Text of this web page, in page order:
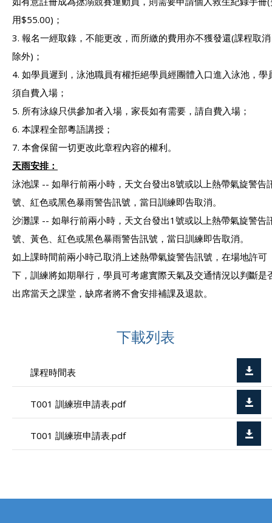
用$55.00)；
3. 報名一經取錄，不能更改，而所繳的費用亦不獲發還(課程取消
除外)；
4. 如學員遲到，泳池職員有權拒絕學員經團體入口進入泳池，學
須自費入場；
5. 所有泳線只供參加者入場，家長如有需要，請自費入場；
6. 本課程全部粵語講授；
7. 本會保留一切更改此章程內容的權利。
天雨安排：
泳池課 -- 如舉行前兩小時，天文台發出8號或以上熱帶氣旋警告
號、紅色或黑色暴雨警告訊號，當日訓練即告取消。
沙灘課 -- 如舉行前兩小時，天文台發出1號或以上熱帶氣旋警告
號、黃色、紅色或黑色暴雨警告訊號，當日訓練即告取消。
如上課時間前兩小時己取消上述熱帶氣旋警告訊號，在場地許可
下，訓練將如期舉行，學員可考慮實際天氣及交通情況以判斷是
出席當天之課堂，缺席者將不會安排補課及退款。
下載列表
課程時間表
T001 訓練班申請表.pdf
T001 訓練班申請表.pdf